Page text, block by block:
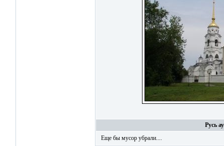
Русь
Еще бы мусор убрали....